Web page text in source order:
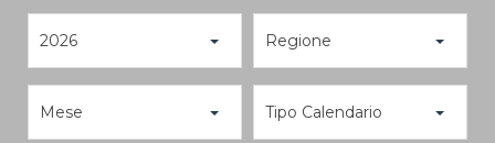
2026 Regione
Mese Tipo Calendario